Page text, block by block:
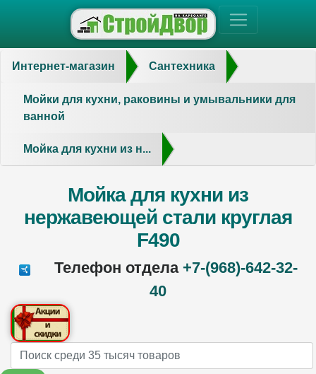
Интернет-магазин Сантехника
Мойки для кухни, раковины и умывальники для
ванной
Мойка для кухни из н...
Мойка для кухни из
нержавеющей стали круглая
F490
Телефон отдела +7-(968)-642-32-
40
Name